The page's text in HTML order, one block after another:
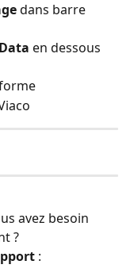
dans barre
en dessous
avez besoin
?
: